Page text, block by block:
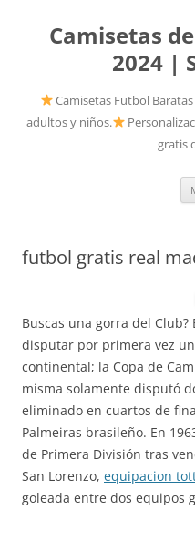
Camisetas
2024 |
Camisetas Futbol
adultos y niños.
gratis
futbol gratis real
Buscas una gorra del
disputar por primera vez
continental; la Copa de
misma solamente disputó
eliminado en cuartos de
Palmeiras brasileño. En
de Primera División tras
San Lorenzo, equipacion
goleada entre dos equipos